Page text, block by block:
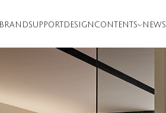
BRANDSUPPORT DESIGN CONTENTS NEWS